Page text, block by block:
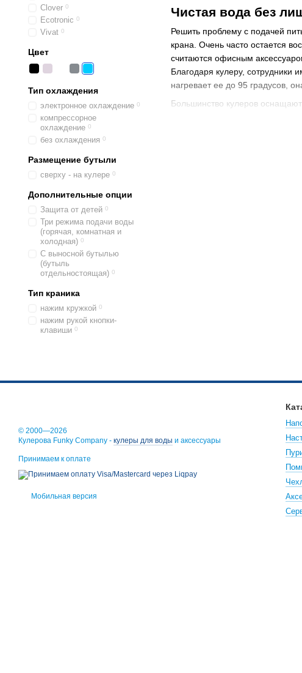
Чистая вода без
Решить проблему с подачей
крана. Очень часто остается
считаются офисным
Благодаря кулеру, сотрудники
нагревает ее до 95 градусов,
Большинство кулеров
Clover 0
Ecotronic 0
Vivat 0
Цвет
Тип охлаждения
электронное охлаждение 0
компрессорное
охлаждение 0
без охлаждения 0
Размещение бутыли
сверху - на кулере 0
Дополнительные опции
Защита от детей 0
Три режима подачи воды
(горячая, комнатная и
холодная) 0
С выносной бутылью
(бутыль
отдельностоящая) 0
Тип краника
нажим кружкой 0
нажим рукой кнопки-
клавиши 0
© 2000—2026
Кулерова Funky Company - кулеры для воды и аксессуары
Принимаем к оплате
Мобильная версия